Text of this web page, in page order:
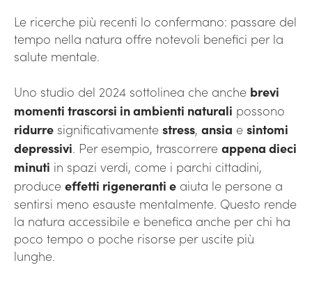
Le ricerche più recenti lo confermano: passare del
tempo nella natura offre notevoli benefici per la
salute mentale.
Uno studio del 2024 sottolinea che anche brevi
momenti trascorsi in ambienti naturali possono
ridurre significativamente stress, ansia e sintomi
depressivi. Per esempio, trascorrere appena dieci
minuti in spazi verdi, come i parchi cittadini,
produce effetti rigeneranti e aiuta le persone a
sentirsi meno esauste mentalmente. Questo rende
la natura accessibile e benefica anche per chi ha
poco tempo o poche risorse per uscite più
lunghe.